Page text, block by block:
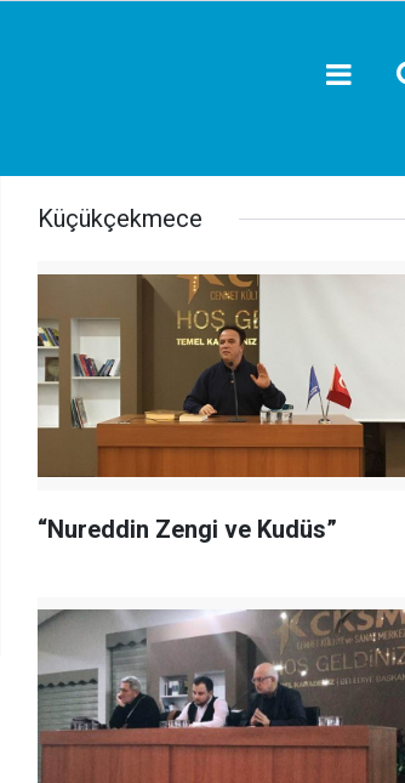
Küçükçekmece
“Nureddin Zengi ve Kudüs”